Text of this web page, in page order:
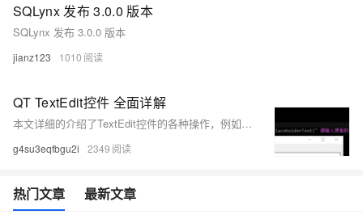
SQLynx 发布 3.0.0 版本
SQLynx 发布 3.0.0 版本
jianz123 1010
QT TextEdit控件 全面详解
本文详细的介绍了TextEdit控件的各种操作，例如：获取内容、输入控件字符、保持在最后一行添加(自动滚屏)、定时关闭、添加数据换行、向鼠标位置插入一行字符、设置字体颜色属性等操作。 本系列QT全面详解文章目前共有十五篇，本系列文章较为详细的讲述了QT控件的基础操作和使用，也谢谢大家的关注、点赞、收藏。
g4su3eqfbgu2i 2349
热门文章 最新文章